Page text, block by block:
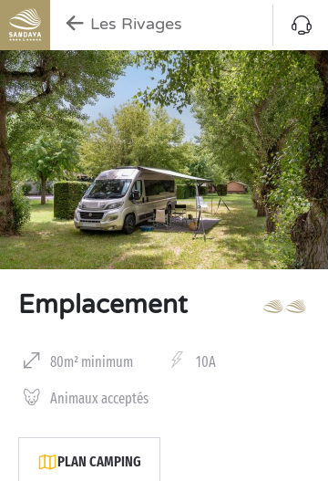
Les Rivages
Emplacement
80m² minimum 10A
Animaux acceptés
PLAN CAMPING